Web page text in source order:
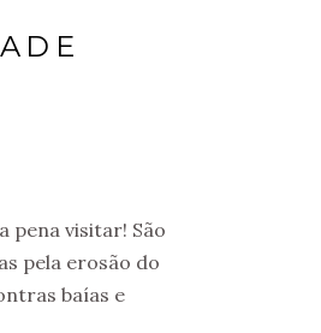
pena visitar! São
pela erosão do
baías e